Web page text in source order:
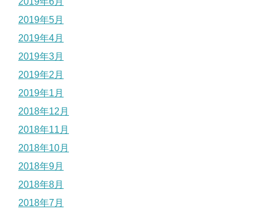
2019年5月
2019年4月
2019年3月
2019年2月
2019年1月
2018年12月
2018年11月
2018年10月
2018年9月
2018年8月
2018年7月